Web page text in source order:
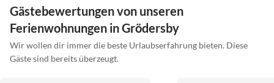
Gästebewertungen von unseren
Ferienwohnungen in Grödersby
Wir wollen dir immer die beste Urlaubserfahrung bieten. Diese
Gäste sind bereits überzeugt.